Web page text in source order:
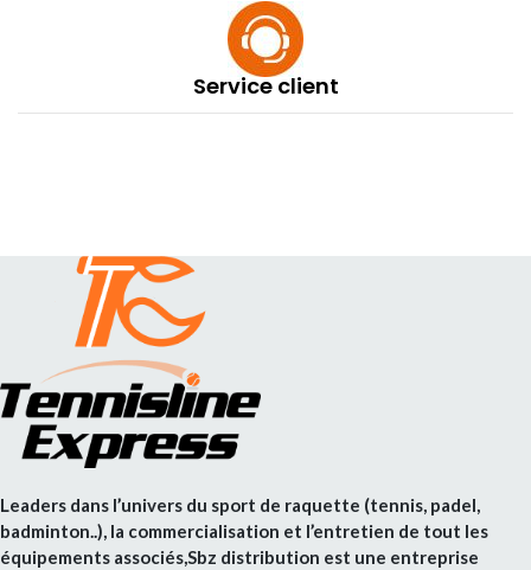
Service client
Leaders dans l’univers du sport de raquette (tennis, padel,
badminton..), la commercialisation et l’entretien de tout les
équipements associés,Sbz distribution est une entreprise